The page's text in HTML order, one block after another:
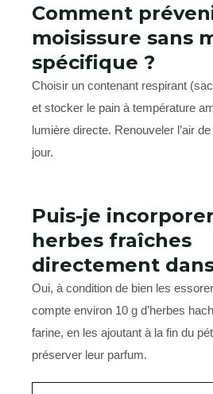
Comment
moisissure sans
spécifique ?
Choisir un contenant respirant
et stocker le pain à température
lumière directe. Renouveler l’air
jour.
Puis-je
herbes fraîches
directement
Oui, à condition de bien les
compte environ 10 g d’herbes
farine, en les ajoutant à la fin du
préserver leur parfum.